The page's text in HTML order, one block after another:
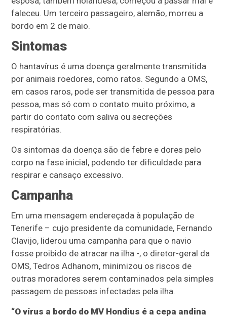
faleceu. Um terceiro passageiro, alemão, morreu a
bordo em 2 de maio.
Sintomas
O hantavírus é uma doença geralmente transmitida
por animais roedores, como ratos. Segundo a OMS,
em casos raros, pode ser transmitida de pessoa para
pessoa, mas só com o contato muito próximo, a
partir do contato com saliva ou secreções
respiratórias.
Os sintomas da doença são de febre e dores pelo
corpo na fase inicial, podendo ter dificuldade para
respirar e cansaço excessivo.
Campanha
Em uma mensagem endereçada à população de
Tenerife – cujo presidente da comunidade, Fernando
Clavijo, liderou uma campanha para que o navio
fosse proibido de atracar na ilha -, o diretor-geral da
OMS, Tedros Adhanom, minimizou os riscos de
outras moradores serem contaminados pela simples
passagem de pessoas infectadas pela ilha.
“O vírus a bordo do MV Hondius é a cepa andina